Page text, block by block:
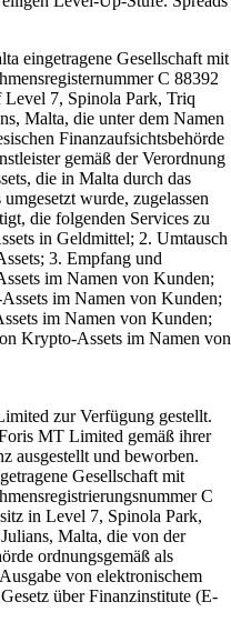
eingetragene Gesellschaft mit
C 88392
Level 7, Spinola Park, Triq
Malta, die unter dem Namen
Finanzaufsichtsbehörde
gemäß der Verordnung
die in Malta durch das
wurde, zugelassen
die folgenden Services zu
in Geldmittel; 2. Umtausch
3. Empfang und
im Namen von Kunden;
im Namen von Kunden;
im Namen von Kunden;
Krypto-Assets im Namen von
zur Verfügung gestellt.
MT Limited gemäß ihrer
ausgestellt und beworben.
Gesellschaft mit
C
in Level 7, Spinola Park,
Malta, die von der
ordnungsgemäß als
von elektronischem
über Finanzinstitute (E-